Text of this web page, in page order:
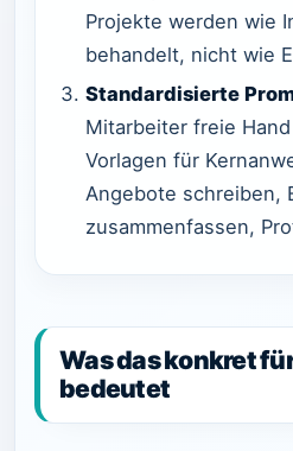
Projekte werden wie
behandelt, nicht wie
Standardisierte
Mitarbeiter freie
Vorlagen für
Angebote schreiben,
zusammenfassen,
Was das konkret
bedeutet